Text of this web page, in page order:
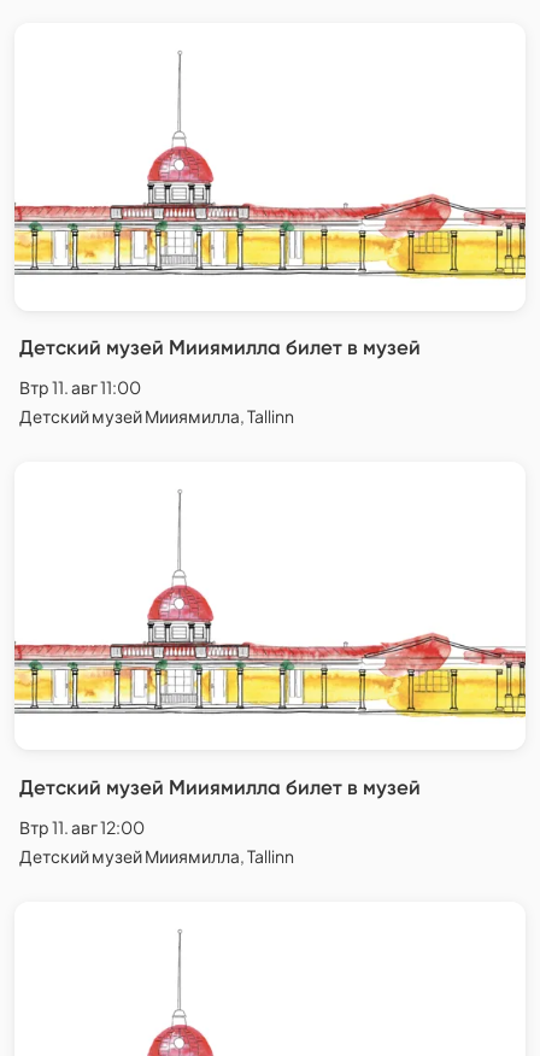
Детский музей Мииямилла билет в музей
Втр 11. авг 11:00
Детский музей Мииямилла, Tallinn
Детский музей Мииямилла билет в музей
Втр 11. авг 12:00
Детский музей Мииямилла, Tallinn